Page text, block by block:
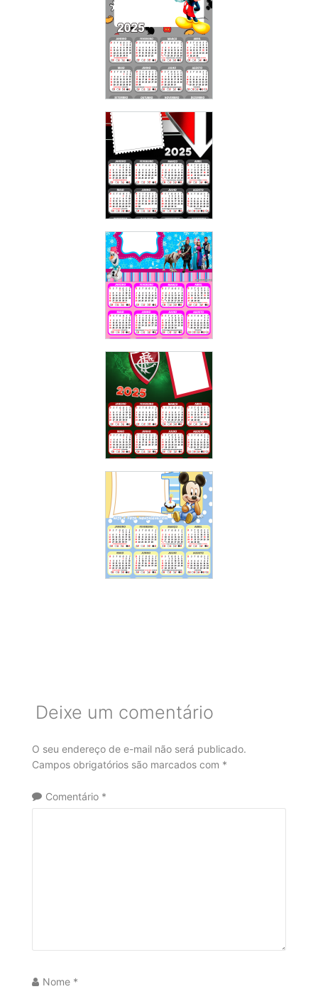
Deixe um comentário
O seu endereço de e-mail não será publicado.
Campos obrigatórios são marcados com *
Comentário *
Nome *